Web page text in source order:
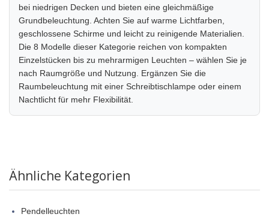
bei niedrigen Decken und bieten eine gleichmäßige
Grundbeleuchtung. Achten Sie auf warme Lichtfarben,
geschlossene Schirme und leicht zu reinigende Materialien.
Die 8 Modelle dieser Kategorie reichen von kompakten
Einzelstücken bis zu mehrarmigen Leuchten – wählen Sie je
nach Raumgröße und Nutzung. Ergänzen Sie die
Raumbeleuchtung mit einer Schreibtischlampe oder einem
Nachtlicht für mehr Flexibilität.
Ähnliche Kategorien
Pendelleuchten